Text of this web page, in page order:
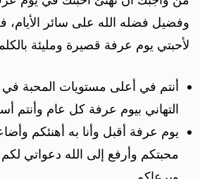
وفضيل فضله الله على سائر الأيام،
لأحبتي يوم عرفة قصيرة ومليئة
أنتم في أعلى مستويات المحبة
التهاني بيوم عرفة كل عام وأنتم
يوم عرفة أقبل وأنا به أهنئكم
محبتكم وأرفع إلى الله دعواتي